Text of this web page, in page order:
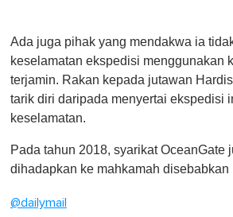
Ada juga pihak yang mendakwa ia
keselamatan ekspedisi menggunakan
terjamin. Rakan kepada jutawan
tarik diri daripada menyertai ekspedisi
keselamatan.
Pada tahun 2018, syarikat OceanGate
dihadapkan ke mahkamah disebabkan
@dailymail